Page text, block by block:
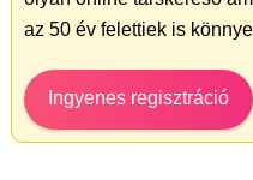
az 50 év felettiek is
Ingyenes regisztráció